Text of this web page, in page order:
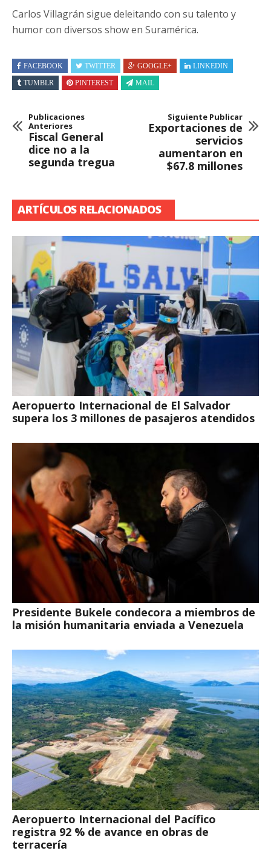
Carlos Villagrán sigue deleitando con su talento y
humor con diversos show en Suramérica.
FACEBOOK TWITTER GOOGLE+
LINKEDIN
TUMBLR
PINTEREST MAIL
Publicaciones
Anteriores
Fiscal General
dice no a la
segunda tregua
Siguiente Publicar
Exportaciones de
servicios
aumentaron en
$67.8 millones
ARTÍCULOS RELACIONADOS
Aeropuerto Internacional de El Salvador
supera los 3 millones de pasajeros atendidos
Presidente Bukele condecora a miembros de
la misión humanitaria enviada a Venezuela
Aeropuerto Internacional del Pacífico
registra 92 % de avance en obras de
terracería